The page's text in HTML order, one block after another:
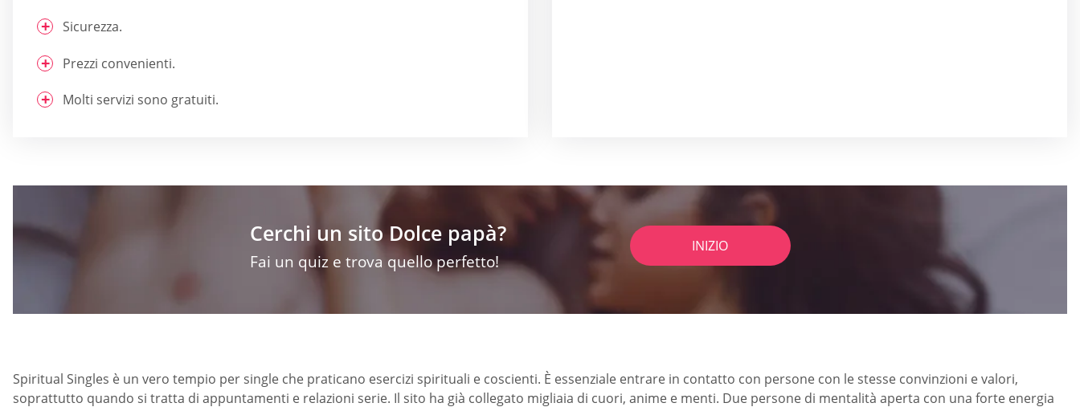
Sicurezza.
Prezzi convenienti.
Molti servizi sono gratuiti.
Cerchi un sito Dolce papà?
Fai un quiz e trova quello perfetto!
INIZIO
Spiritual Singles è un vero tempio per single che praticano esercizi spirituali e coscienti. È essenziale entrare in contatto con persone con le stesse convinzioni e valori,
soprattutto quando si tratta di appuntamenti e relazioni serie. Il sito ha già collegato migliaia di cuori, anime e menti. Due persone di mentalità aperta con una forte energia